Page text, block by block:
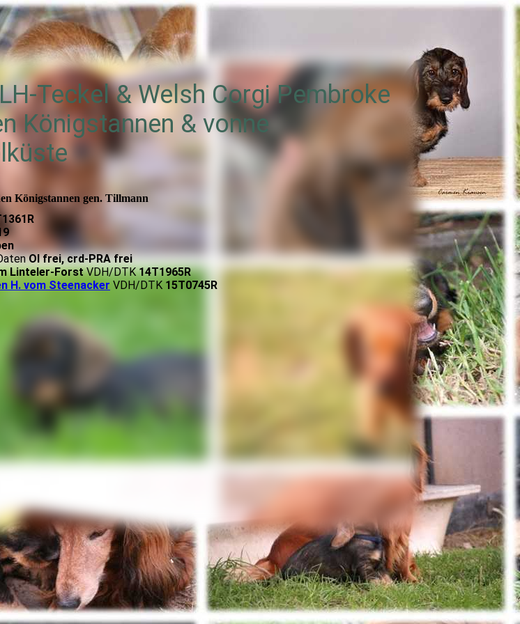
Teckel & Welsh Corgi Pembroke
Königstannen & vonne
Königstannen gen. Tillmann
OI frei, crd-PRA frei
Linteler-ForstVDH/DTK14T1965R
H. vom Steenacker VDH/DTK 15T0745R